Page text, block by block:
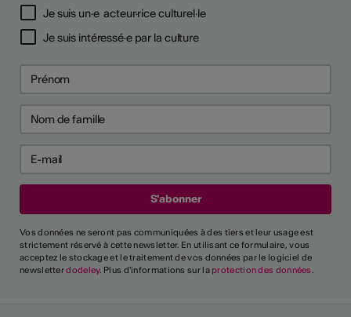
Je suis un·e acteur·rice culturel·le
Je suis intéressé·e par la culture
Vos données ne seront pas communiquées à des tiers et leur usage est
strictement réservé à cette newsletter. En utilisant ce formulaire, vous
acceptez le stockage et le traitement de vos données par le logiciel de
newsletterdodeley. Plus d'informations sur la protection des données.